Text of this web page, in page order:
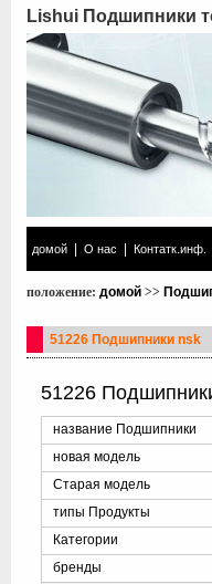
Lishui Подшипники
домой О нас Контатк.инф.
положение: домой >>
51226 Подшипники nsk
51226
название Подшипники
новая модель
Старая модель
типы Продукты
Категории
бренды